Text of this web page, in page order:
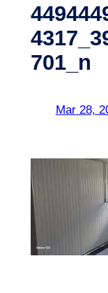
701_n
Mar 28,